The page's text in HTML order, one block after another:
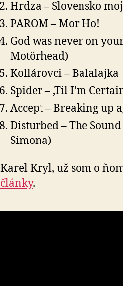
Hrdza – Slovensko
PAROM – Mor Ho!
God was never on
Motörhead)
Kollárovci – Balalajka
Spider – ‚Til I’m
Accept – Breaking up
Disturbed – The
Simona)
Karel Kryl, už som o
články.